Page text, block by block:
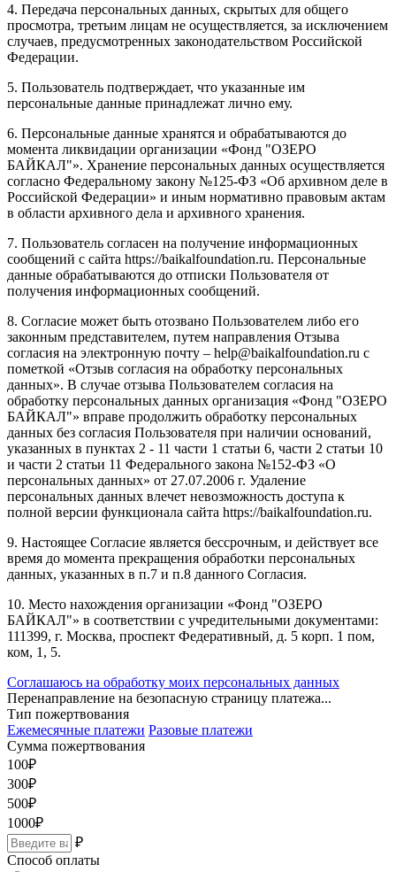
4. Передача персональных данных, скрытых для общего
просмотра, третьим лицам не осуществляется, за исключением
случаев, предусмотренных законодательством Российской
Федерации.
5. Пользователь подтверждает, что указанные им
персональные данные принадлежат лично ему.
6. Персональные данные хранятся и обрабатываются до
момента ликвидации организации «Фонд "ОЗЕРО
БАЙКАЛ"». Хранение персональных данных осуществляется
согласно Федеральному закону №125-ФЗ «Об архивном деле в
Российской Федерации» и иным нормативно правовым актам
в области архивного дела и архивного хранения.
7. Пользователь согласен на получение информационных
сообщений с сайта https://baikalfoundation.ru. Персональные
данные обрабатываются до отписки Пользователя от
получения информационных сообщений.
8. Согласие может быть отозвано Пользователем либо его
законным представителем, путем направления Отзыва
согласия на электронную почту – help@baikalfoundation.ru с
пометкой «Отзыв согласия на обработку персональных
данных». В случае отзыва Пользователем согласия на
обработку персональных данных организация «Фонд "ОЗЕРО
БАЙКАЛ"» вправе продолжить обработку персональных
данных без согласия Пользователя при наличии оснований,
указанных в пунктах 2 - 11 части 1 статьи 6, части 2 статьи 10
и части 2 статьи 11 Федерального закона №152-ФЗ «О
персональных данных» от 27.07.2006 г. Удаление
персональных данных влечет невозможность доступа к
полной версии функционала сайта https://baikalfoundation.ru.
9. Настоящее Согласие является бессрочным, и действует все
время до момента прекращения обработки персональных
данных, указанных в п.7 и п.8 данного Согласия.
10. Место нахождения организации «Фонд "ОЗЕРО
БАЙКАЛ"» в соответствии с учредительными документами:
111399, г. Москва, проспект Федеративный, д. 5 корп. 1 пом,
ком, 1, 5.
Соглашаюсь на обработку моих персональных данных
Перенаправление на безопасную страницу платежа...
Тип пожертвования
Ежемесячные платежи Разовые платежи
Сумма пожертвования
100₽
300₽
500₽
1000₽
₽
Способ оплаты